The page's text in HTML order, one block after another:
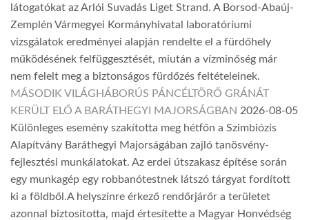
látogatókat az Arlói Suvadás Liget Strand. A Borsod-Abaúj-
Zemplén Vármegyei Kormányhivatal laboratóriumi
vizsgálatok eredményei alapján rendelte el a fürdőhely
működésének felfüggesztését, miután a vízminőség már
nem felelt meg a biztonságos fürdőzés feltételeinek.
MÁSODIK VILÁGHÁBORÚS PÁNCÉLTÖRŐ GRÁNÁT
KERÜLT ELŐ A BARÁTHEGYI MAJORSÁGBAN 2026-08-05
Különleges esemény szakította meg hétfőn a Szimbiózis
Alapítvány Baráthegyi Majorságában zajló tanösvény-
fejlesztési munkálatokat. Az erdei útszakasz építése során
egy munkagép egy robbanótestnek látszó tárgyat fordított
ki a földből.A helyszínre érkező rendőrjárőr a területet
azonnal biztosította, majd értesítette a Magyar Honvédség